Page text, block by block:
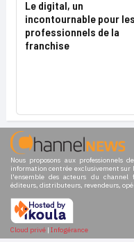
Le digital, un
incontournable pour les
professionnels de la
franchise
Nous proposons aux professionnels
information centrée exclusivement sur
l'ensemble des acteurs du channel
éditeurs, distributeurs, revendeurs,
Cloud privé | Infogérance